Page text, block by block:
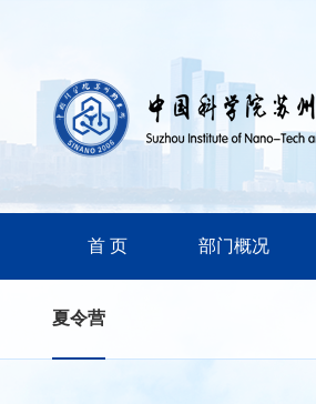
首 页 部门概况
夏令营